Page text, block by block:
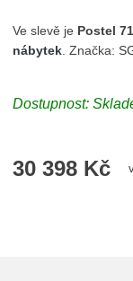
Ve slevě je Postel
nábytek . Značka:
Dostupnost:
30 398 Kč